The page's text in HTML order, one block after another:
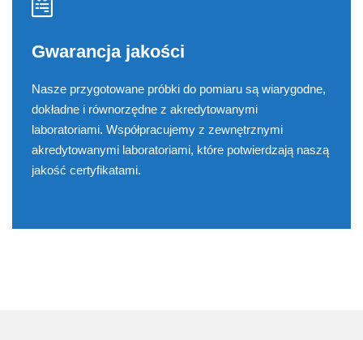
Gwarancja jakości
Nasze przygotowane próbki do pomiaru są wiarygodne,
dokładne i równorzędne z akredytowanymi
laboratoriami. Współpracujemy z zewnętrznymi
akredytowanymi laboratoriami, które potwierdzają naszą
jakość certyfikatami.